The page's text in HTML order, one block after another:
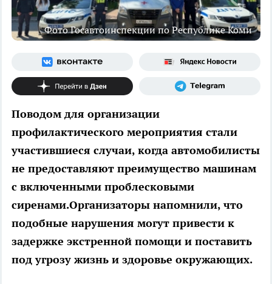
Фото Госавтоинспекции по Республике Коми
Поводом для организации
профилактического мероприятия стали
участившиеся случаи, когда автомобилисты
не предоставляют преимущество машинам
с включенными проблесковыми
сиренами.Организаторы напомнили, что
подобные нарушения могут привести к
задержке экстренной помощи и поставить
под угрозу жизнь и здоровье окружающих.